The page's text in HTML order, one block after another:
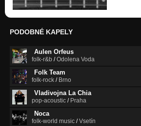
PODOBNÉ KAPELY
Aulen Orfeus
folk-r&b /Odolena Voda
Folk Team
folk-rock / Brno
Vladivojna La Chia
pop-acoustic / Praha
Noca
folk-world music /Vsetín